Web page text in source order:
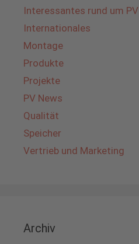
Interessantes rund um PV
Internationales
Montage
Produkte
Projekte
PV News
Qualität
Speicher
Vertrieb und Marketing
Archiv